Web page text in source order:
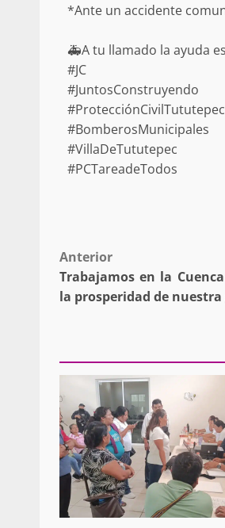
*Ante un accidente
🚑A tu llamado la ayuda
#JC
#JuntosConstruyendo
#ProtecciónCivilTututepec
#BomberosMunicipales
#VillaDeTututepec
#PCTareadeTodos
Post
navigation
Anterior
Trabajamos en la
la prosperidad de nuestra
admin